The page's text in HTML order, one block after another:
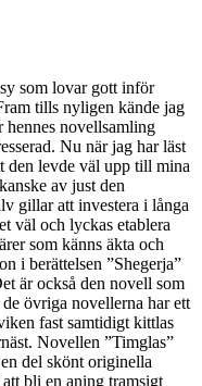
som lovar gott inför
tills nyligen kände jag
novellsamling
Nu när jag har läst
den levde väl upp till mina
av just den
gillar att investera i långa
väl och lyckas etablera
som känns äkta och
i berättelsen ”Shegerja”
är också den novell som
övriga novellerna har ett
fast samtidigt kittlas
Novellen ”Timglas”
del skönt originella
bli en aning tramsigt